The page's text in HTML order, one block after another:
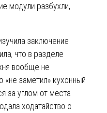
модули разбухли,
заключение
что в разделе
вообще не
«не заметил» кухонный
за углом от места
ходатайство о